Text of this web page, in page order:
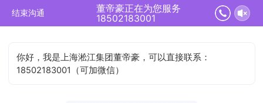
结束沟通
董帝豪正在为您服务
18502183001
你好，我是上海淞江集团董帝豪，可以直接联系：
18502183001（可加微信）